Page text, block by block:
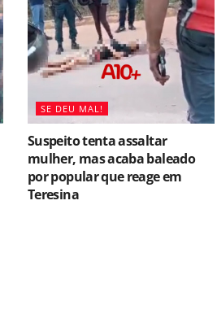
SE DEU MAL!
Suspeito tenta assaltar
mulher, mas acaba baleado
por popular que reage em
Teresina